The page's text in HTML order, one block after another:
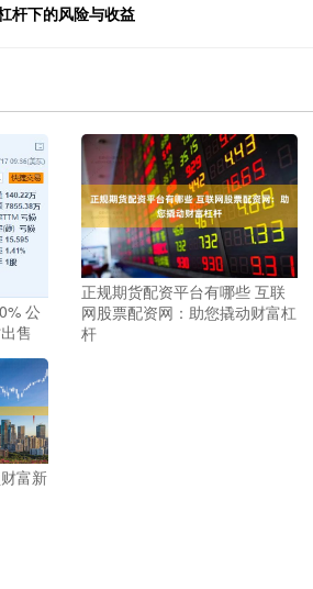
杆下的风险与收益
公
售
正规期货配资平台有哪些 互联
网股票配资网：助您撬动财富杠
杆
富新